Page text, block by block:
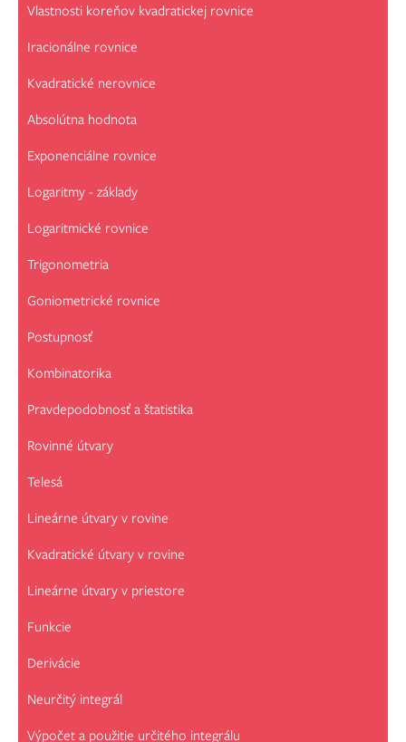
Vlastnosti koreňov kvadratickej rovnice
Iracionálne rovnice
Kvadratické nerovnice
Absolútna hodnota
Exponenciálne rovnice
Logaritmy - základy
Logaritmické rovnice
Trigonometria
Goniometrické rovnice
Postupnosť
Kombinatorika
Pravdepodobnosť a štatistika
Rovinné útvary
Telesá
Lineárne útvary v rovine
Kvadratické útvary v rovine
Lineárne útvary v priestore
Funkcie
Derivácie
Neurčitý integrál
Výpočet a použitie určitého integrálu